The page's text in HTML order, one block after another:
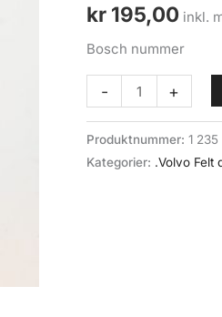
kr 195,00 inkl.
Bosch nummer
-
Fordelerlokk
(046-
043)
Volvo
+
Produktnummer:1 235
Kategorier: .Volvo Felt